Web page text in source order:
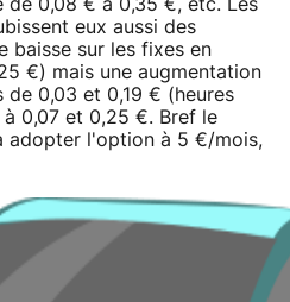
de 0,08 € à 0,35 €, etc. Les
eux aussi des
baisse sur les fixes en
€) mais une augmentation
de 0,03 et 0,19 € (heures
0,07 et 0,25 €. Bref le
adopter l'option à 5 €/mois,